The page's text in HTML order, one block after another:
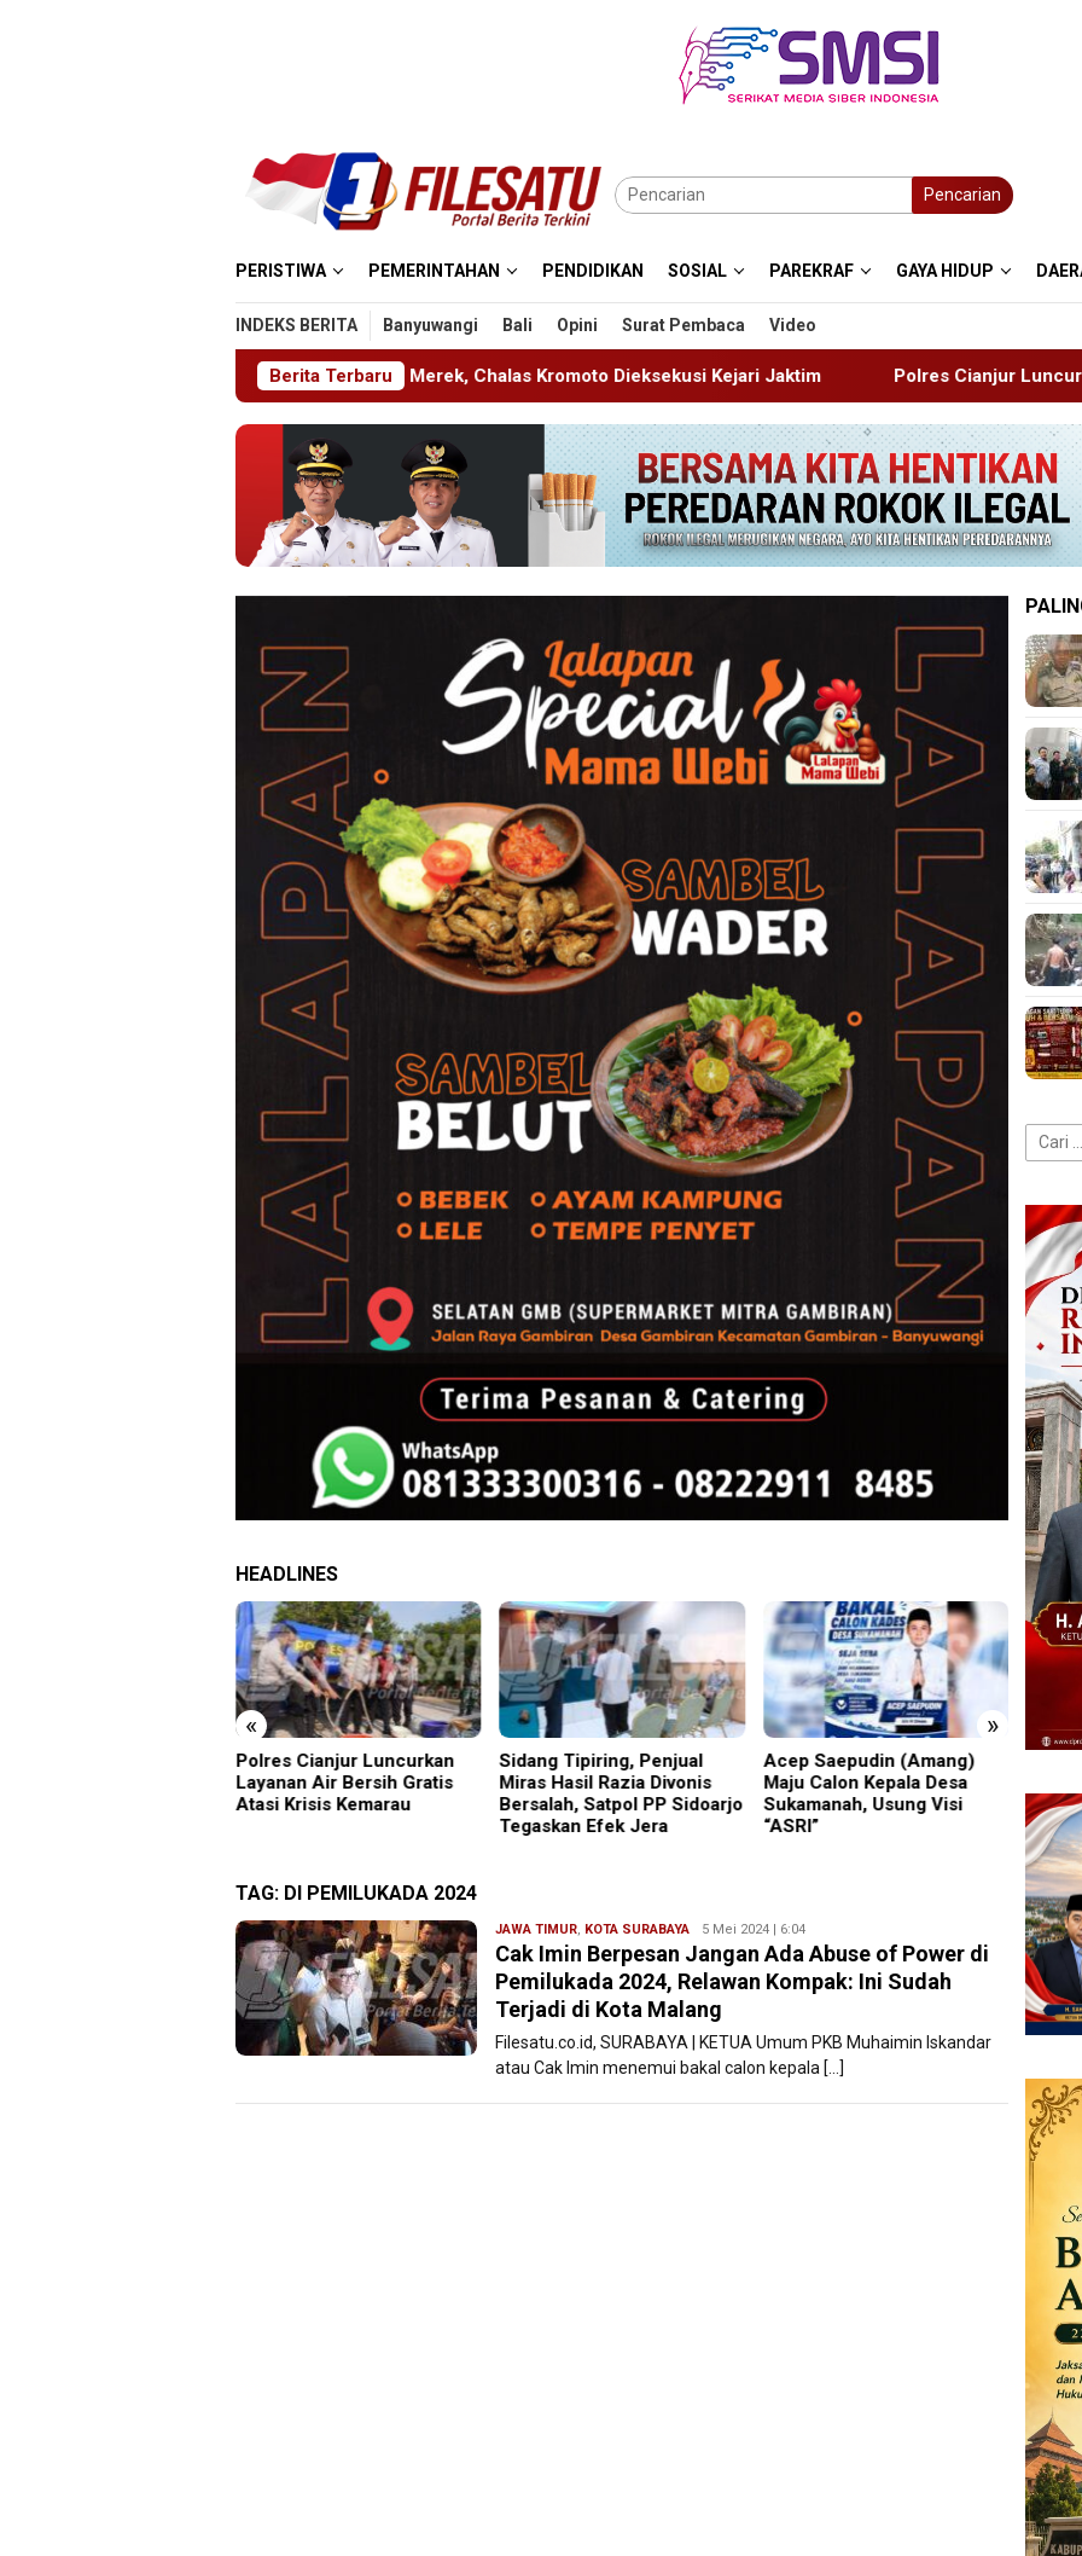
Pencarian
PERISTIWA PEMERINTAHAN PENDIDIKAN SOSIAL PAREKRAF GAYA HIDUP
INDEKS BERITA Banyuwangi Bali Opini Surat Pembaca Video
Berita Terbaru
Terbukti Langgar UU Merek, Chalas Kromoto Dieksekusi Kejari Jaktim Polres Cianjur Luncurkan Layanan Air Bersih
HEADLINES
« »
Polres Cianjur Luncurkan
Layanan Air Bersih Gratis
Atasi Krisis Kemarau
Sidang Tipiring, Penjual
Miras Hasil Razia Divonis
Bersalah, Satpol PP Sidoarjo
Tegaskan Efek Jera
Acep Saepudin (Amang)
Maju Calon Kepala Desa
Sukamanah, Usung Visi
“ASRI”
Ini
TAG: DI PEMILUKADA 2024
JAWA TIMUR, KOTA SURABAYA Ryan
Karawang
5 Mei 2024 | 6:04
Cak Imin Berpesan Jangan Ada Abuse of Power di
Pemilukada 2024, Relawan Kompak: Ini Sudah
Terjadi di Kota Malang
Filesatu.co.id, SURABAYA | KETUA Umum PKB Muhaimin Iskandar
atau Cak Imin menemui bakal calon kepala […]
Cari
untuk: